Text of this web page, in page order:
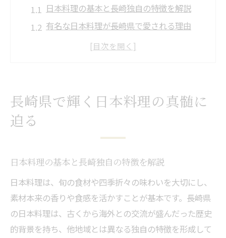
日本料理の基本と長崎独自の特徴を解説
有名な日本料理が長崎県で愛される理由
長崎日本料理の食材選びと伝統技術
異国文化と融合した長崎の食文化体験
跡
長崎の日本料理に見る独特の調理法と味わ
い
異国情緒あふれる長崎県の日本料理体験
日本料理ファンが注目する長崎の食文化史
長崎県で輝く日本料理の真髄に
迫る
日本料理の基本と長崎独自の特徴を解説
日本料理は、旬の食材や四季折々の味わいを大切にし、
素材本来の香りや食感を活かすことが基本です。長崎県
の日本料理は、古くから海外との交流が盛んだった歴史
的背景を持ち、他地域とは異なる独自の特徴を形成して